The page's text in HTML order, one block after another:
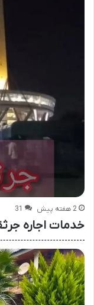
2 هفته پیش 31
خدمات اجاره